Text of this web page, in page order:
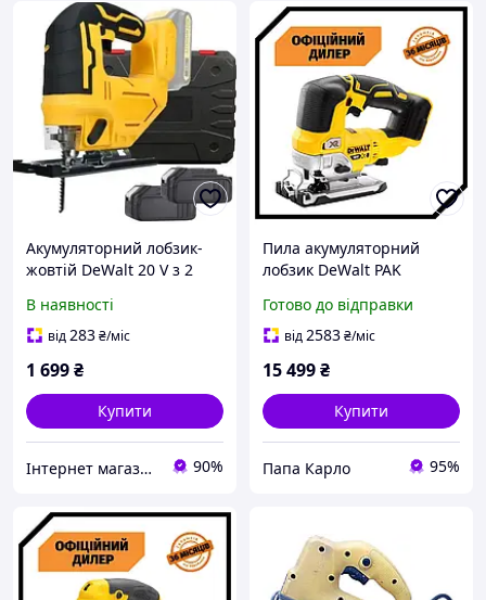
Акумуляторний лобзик-
жовтій DeWalt 20 V з 2
лобзик з LED-підсвіткою і
нахилом 0-45°
В наявності
від283₴/міс
1 699₴
Купити
Інтернет магазин 4K 90%
Пила акумуляторний
лобзик DeWalt PAK
Готово до відправки
від2583₴/міс
15 499₴
Купити
Папа Карло 95%